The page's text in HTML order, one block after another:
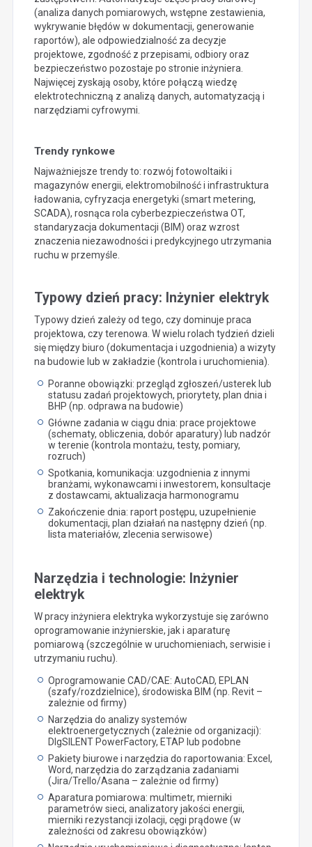
(analiza danych pomiarowych, wstępne zestawienia,
wykrywanie błędów w dokumentacji, generowanie
raportów), ale odpowiedzialność za decyzje
projektowe, zgodność z przepisami, odbiory oraz
bezpieczeństwo pozostaje po stronie inżyniera.
Najwięcej zyskają osoby, które połączą wiedzę
elektrotechniczną z analizą danych, automatyzacją i
narzędziami cyfrowymi.
Trendy rynkowe
Najważniejsze trendy to: rozwój fotowoltaiki i
magazynów energii, elektromobilność i infrastruktura
ładowania, cyfryzacja energetyki (smart metering,
SCADA), rosnąca rola cyberbezpieczeństwa OT,
standaryzacja dokumentacji (BIM) oraz wzrost
znaczenia niezawodności i predykcyjnego utrzymania
ruchu w przemyśle.
Typowy dzień pracy: Inżynier elektryk
Typowy dzień zależy od tego, czy dominuje praca
projektowa, czy terenowa. W wielu rolach tydzień dzieli
się między biuro (dokumentacja i uzgodnienia) a wizyty
na budowie lub w zakładzie (kontrola i uruchomienia).
Poranne obowiązki: przegląd zgłoszeń/usterek lub
statusu zadań projektowych, priorytety, plan dnia i
BHP (np. odprawa na budowie)
Główne zadania w ciągu dnia: prace projektowe
(schematy, obliczenia, dobór aparatury) lub nadzór
w terenie (kontrola montażu, testy, pomiary,
rozruch)
Spotkania, komunikacja: uzgodnienia z innymi
branżami, wykonawcami i inwestorem, konsultacje
z dostawcami, aktualizacja harmonogramu
Zakończenie dnia: raport postępu, uzupełnienie
dokumentacji, plan działań na następny dzień (np.
lista materiałów, zlecenia serwisowe)
Narzędzia i technologie: Inżynier
elektryk
W pracy inżyniera elektryka wykorzystuje się zarówno
oprogramowanie inżynierskie, jak i aparaturę
pomiarową (szczególnie w uruchomieniach, serwisie i
utrzymaniu ruchu).
Oprogramowanie CAD/CAE: AutoCAD, EPLAN
(szafy/rozdzielnice), środowiska BIM (np. Revit –
zależnie od firmy)
Narzędzia do analizy systemów
elektroenergetycznych (zależnie od organizacji):
DIgSILENT PowerFactory, ETAP lub podobne
Pakiety biurowe i narzędzia do raportowania: Excel,
Word, narzędzia do zarządzania zadaniami
(Jira/Trello/Asana – zależnie od firmy)
Aparatura pomiarowa: multimetr, mierniki
parametrów sieci, analizatory jakości energii,
mierniki rezystancji izolacji, cęgi prądowe (w
zależności od zakresu obowiązków)